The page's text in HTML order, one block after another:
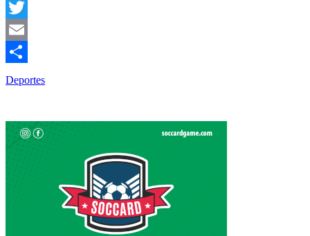
Facebook
Twitter
Email
Compartir
Deportes